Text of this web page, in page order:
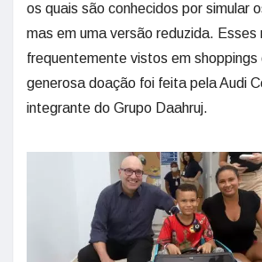
os quais são conhecidos por simular
mas em uma versão reduzida. Esses
frequentemente vistos em shoppings
generosa doação foi feita pela Audi
integrante do Grupo Daahruj.